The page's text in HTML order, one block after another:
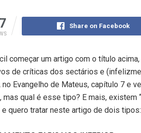
Share on Facebook
começar um artigo com o título
de críticas dos sectários e
no Evangelho de Mateus, capítulo 7 e
mas qual é esse tipo? E mais, existem
e quero tratar neste artigo de dois tipos: